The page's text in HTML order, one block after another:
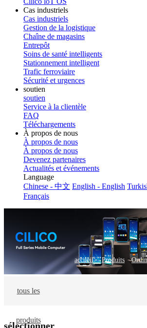
Cas industriels
Cas industriels
Gestion de la logistique
Chaîne de magasins
Entrepôt
Soins de santé intelligents
Stationnement intelligent
Trafic ferroviaire
Sécurité et urgences
soutien
soutien
Service à la clientèle
FAQ
Téléchargements
À propos de nous
À propos de nous
À propos de nous
Devenez partenaires
Actualités et événements
Language
Chinese - 中文 English - English
Français
accueil> Produits >
tous les
produits
sélectionner